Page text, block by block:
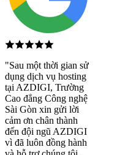
"Sau một thời gian sử
dụng dịch vụ hosting
tại AZDIGI, Trường
Cao đẳng Công nghệ
Sài Gòn xin gửi lời
cảm ơn chân thành
đến đội ngũ AZDIGI
vì đã luôn đồng hành